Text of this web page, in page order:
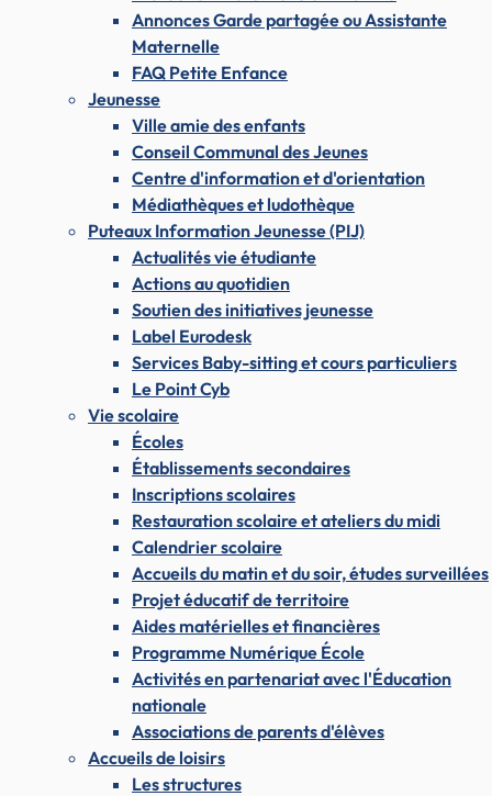
Annonces Garde partagée ou Assistante
Maternelle
FAQ Petite Enfance
Jeunesse
Ville amie des enfants
Conseil Communal des Jeunes
Centre d'information et d'orientation
Médiathèques et ludothèque
Puteaux Information Jeunesse (PIJ)
Actualités vie étudiante
Actions au quotidien
Soutien des initiatives jeunesse
Label Eurodesk
Services Baby-sitting et cours particuliers
Le Point Cyb
Vie scolaire
Écoles
Établissements secondaires
Inscriptions scolaires
Restauration scolaire et ateliers du midi
Calendrier scolaire
Accueils du matin et du soir, études surveillées
Projet éducatif de territoire
Aides matérielles et financières
Programme Numérique École
Activités en partenariat avec l'Éducation
nationale
Associations de parents d'élèves
Accueils de loisirs
Les structures